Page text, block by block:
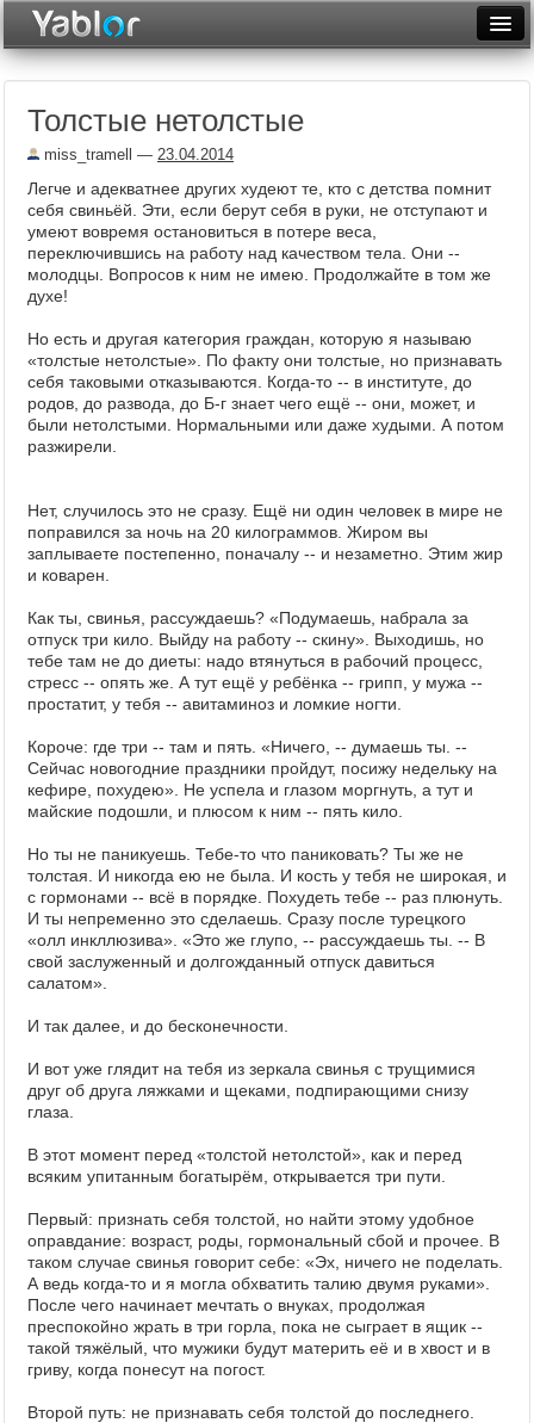
Неделя
Рейтинги
Архив
Видеотоп
Толстые нетолстые
miss_tramell — 23.04.2014
Легче и адекватнее других худеют те, кто с детства помнит
себя свиньёй. Эти, если берут себя в руки, не отступают и
умеют вовремя остановиться в потере веса,
переключившись на работу над качеством тела. Они --
молодцы. Вопросов к ним не имею. Продолжайте в том же
духе!
Но есть и другая категория граждан, которую я называю
«толстые нетолстые». По факту они толстые, но признавать
себя таковыми отказываются. Когда-то -- в институте, до
родов, до развода, до Б-г знает чего ещё -- они, может, и
были нетолстыми. Нормальными или даже худыми. А потом
разжирели.
Нет, случилось это не сразу. Ещё ни один человек в мире не
поправился за ночь на 20 килограммов. Жиром вы
заплываете постепенно, поначалу -- и незаметно. Этим жир
и коварен.
Как ты, свинья, рассуждаешь? «Подумаешь, набрала за
отпуск три кило. Выйду на работу -- скину». Выходишь, но
тебе там не до диеты: надо втянуться в рабочий процесс,
стресс -- опять же. А тут ещё у ребёнка -- грипп, у мужа --
простатит, у тебя -- авитаминоз и ломкие ногти.
Короче: где три -- там и пять. «Ничего, -- думаешь ты. --
Сейчас новогодние праздники пройдут, посижу недельку на
кефире, похудею». Не успела и глазом моргнуть, а тут и
майские подошли, и плюсом к ним -- пять кило.
Но ты не паникуешь. Тебе-то что паниковать? Ты же не
толстая. И никогда ею не была. И кость у тебя не широкая, и
с гормонами -- всё в порядке. Похудеть тебе -- раз плюнуть.
И ты непременно это сделаешь. Сразу после турецкого
«олл инкллюзива». «Это же глупо, -- рассуждаешь ты. -- В
свой заслуженный и долгожданный отпуск давиться
салатом».
И так далее, и до бесконечности.
И вот уже глядит на тебя из зеркала свинья с трущимися
друг об друга ляжками и щеками, подпирающими снизу
глаза.
В этот момент перед «толстой нетолстой», как и перед
всяким упитанным богатырём, открывается три пути.
Первый: признать себя толстой, но найти этому удобное
оправдание: возраст, роды, гормональный сбой и прочее. В
таком случае свинья говорит себе: «Эх, ничего не поделать.
А ведь когда-то и я могла обхватить талию двумя руками».
После чего начинает мечтать о внуках, продолжая
преспокойно жрать в три горла, пока не сыграет в ящик --
такой тяжёлый, что мужики будут материть её и в хвост и в
гриву, когда понесут на погост.
Второй путь: не признавать себя толстой до последнего.